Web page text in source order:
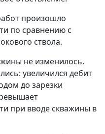
произошло
по сравнению с
ствола.
не изменилось.
увеличился дебит
до зарезки
при вводе скважины в